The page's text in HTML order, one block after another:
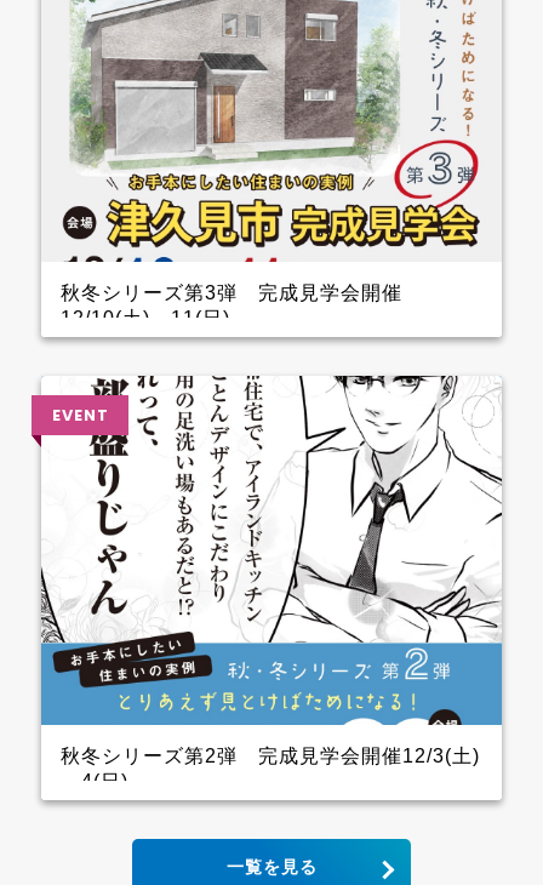
秋冬シリーズ第3弾 完成見学会開催
12/10(土)～11(日)
インナーガレージがある家 完成見学会のお知らせ
クレバリーホーム完成見学会！ 12月10日(土)11日
(日) ■会場：大分県津久見市 ご予約いただいた方に
は、現地地図をメールまたは郵送いたします。 ▼ ご
来場で人気のＬOGOSグッズをプレゼント！ ファイナ
ンスシャルプランナーによる資金計画のご相談も実
施。 お手本どころ！！ 玄関 玄関を上がってすぐのと
ころに手洗器を設置しているので、とても衛生的。 1.5
帖あるSCLは三輪車やベビーカーなどおける広さなの
でファミリー層に嬉しいです。 キッチン キッチン背
面のカップボードの横に造作カウンターを設けている
ので、キッチン用の家電を横一列にきれいに並べられ
ます。 パントリーも十分に幅をとっていて大容量の収
納が可能！ リビングから死角になるところに上手に配
置しています。 &ensp […]
秋冬シリーズ第2弾 完成見学会開催12/3(土)
～4(日)
2世帯住宅の完成見学会 クレバリーホーム完成見学
会！ 12月3日(土)4日(日) ■会場：大分県大分市宮河内
一覧を見る